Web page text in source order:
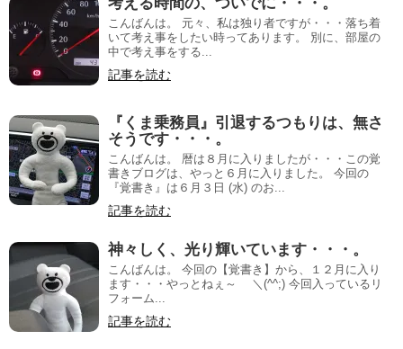
考える時間の、ついでに・・・。
こんばんは。 元々、私は独り者ですが・・・落ち着
いて考え事をしたい時ってあります。 別に、部屋の
中で考え事をする...
記事を読む
『くま乗務員』引退するつもりは、無さ
そうです・・・。
こんばんは。 暦は８月に入りましたが・・・この覚
書きブログは、やっと６月に入りました。 今回の
『覚書き』は６月３日 (水) のお...
記事を読む
神々しく、光り輝いています・・・。
こんばんは。 今回の【覚書き】から、１２月に入り
ます・・・やっとねぇ～ ＼(^^;) 今回入っているリ
フォーム...
記事を読む